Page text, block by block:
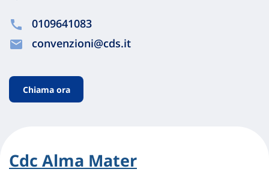
0109641083
convenzioni@cds.it
Chiama ora
Cdc Alma Mater